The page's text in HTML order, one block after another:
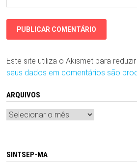
Este site utiliza o Akismet para reduzir
seus dados em comentários são
ARQUIVOS
Arquivos
SINTSEP-MA